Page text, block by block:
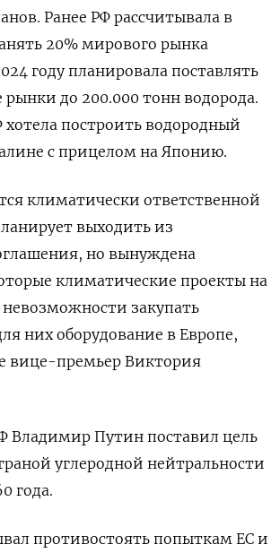
Ранее РФ рассчитывала в
20% мирового рынка
году планировала поставлять
рынки до 200.000 тонн водорода.
хотела построить водородный
с прицелом на Японию.
климатически ответственной
выходить из
но вынуждена
климатические проекты на
невозможности закупать
них оборудование в Европе,
вице-премьер Виктория
Владимир Путин поставил цель
углеродной нейтральности
года.
противостоять попыткам ЕС и